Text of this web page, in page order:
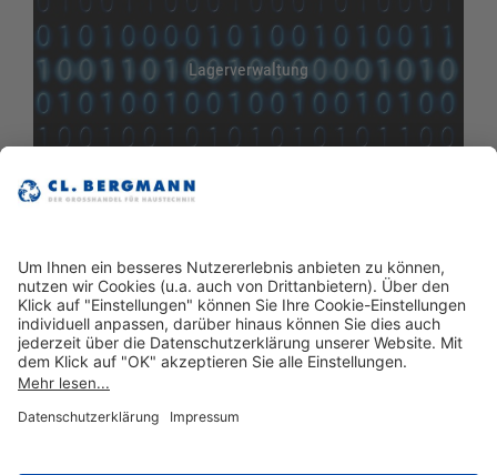
Lagerverwaltung
C-Artikel-Verwaltung